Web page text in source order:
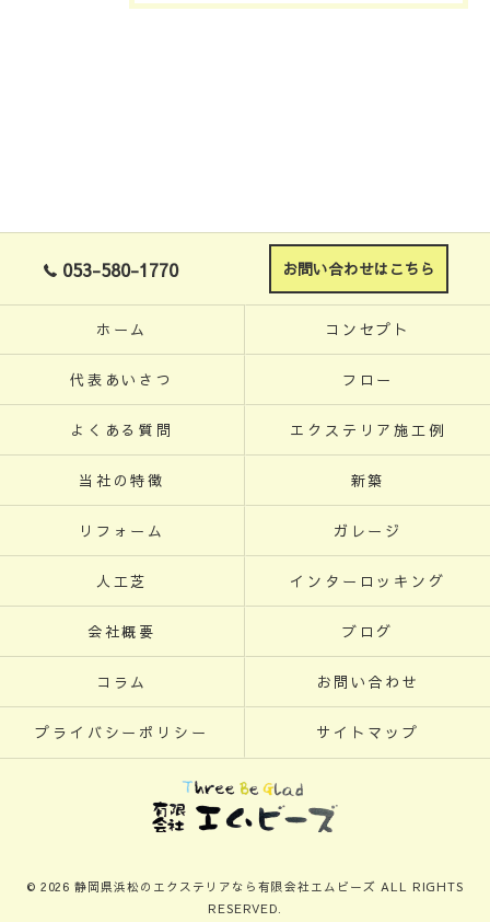
053-580-1770 お問い合わせはこちら
ホーム コンセプト
代表あいさつ フロー
よくある質問 エクステリア施工例
当社の特徴 新築
リフォーム ガレージ
人工芝 インターロッキング
会社概要 ブログ
コラム お問い合わせ
プライバシーポリシー サイトマップ
© 2026 静岡県浜松のエクステリアなら有限会社エムビーズ ALL RIGHTS
RESERVED.